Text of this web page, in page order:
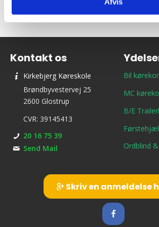
Kontakt os
Kirkebjerg Køreskole
Brøndbyvestervej 25
2600 Glostrup
CVR: 39145413
20 16 75 39
Send Mail
Bil
MC
B/E
Ordblind
Skriv en anmeldelse